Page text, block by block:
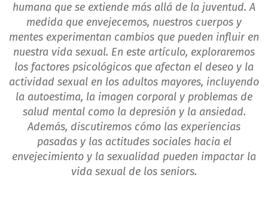
humana que se extiende más allá de la juventud. A
medida que envejecemos, nuestros cuerpos y
mentes experimentan cambios que pueden influir en
nuestra vida sexual. En este artículo, exploraremos
los factores psicológicos que afectan el deseo y la
actividad sexual en los adultos mayores, incluyendo
la autoestima, la imagen corporal y problemas de
salud mental como la depresión y la ansiedad.
Además, discutiremos cómo las experiencias
pasadas y las actitudes sociales hacia el
envejecimiento y la sexualidad pueden impactar la
vida sexual de los seniors.